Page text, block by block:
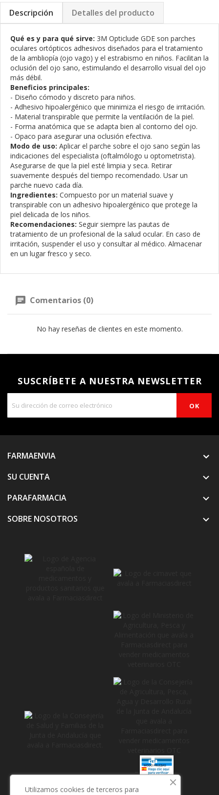
Descripción Detalles del producto
Qué es y para qué sirve: 3M Opticlude GDE son parches
oculares ortópticos adhesivos diseñados para el tratamiento
de la ambliopía (ojo vago) y el estrabismo en niños. Facilitan la
oclusión del ojo sano, estimulando el desarrollo visual del ojo
más débil.
Beneficios principales:
- Diseño cómodo y discreto para niños.
- Adhesivo hipoalergénico que minimiza el riesgo de irritación.
- Material transpirable que permite la ventilación de la piel.
- Forma anatómica que se adapta bien al contorno del ojo.
- Opaco para asegurar una oclusión efectiva.
Modo de uso: Aplicar el parche sobre el ojo sano según las
indicaciones del especialista (oftalmólogo u optometrista).
Asegurarse de que la piel esté limpia y seca. Retirar
suavemente después del tiempo recomendado. Usar un
parche nuevo cada día.
Ingredientes: Compuesto por un material suave y
transpirable con un adhesivo hipoalergénico que protege la
piel delicada de los niños.
Recomendaciones: Seguir siempre las pautas de
tratamiento de un profesional de la salud ocular. En caso de
irritación, suspender el uso y consultar al médico. Almacenar
en un lugar fresco y seco.
Comentarios (0)
No hay reseñas de clientes en este momento.
SUSCRÍBETE A NUESTRA NEWSLETTER
FARMAENVIA
SU CUENTA

PARAFARMACIA 
SOBRE NOSOTROS 
Utilizamos cookies de terceros para